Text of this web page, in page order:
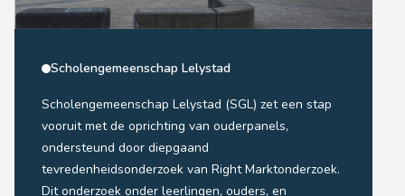
Scholengemeenschap Lelystad
Scholengemeenschap Lelystad (SGL) zet een stap
vooruit met de oprichting van ouderpanels,
ondersteund door diepgaand
tevredenheidsonderzoek van Right Marktonderzoek.
Dit onderzoek onder leerlingen, ouders, en